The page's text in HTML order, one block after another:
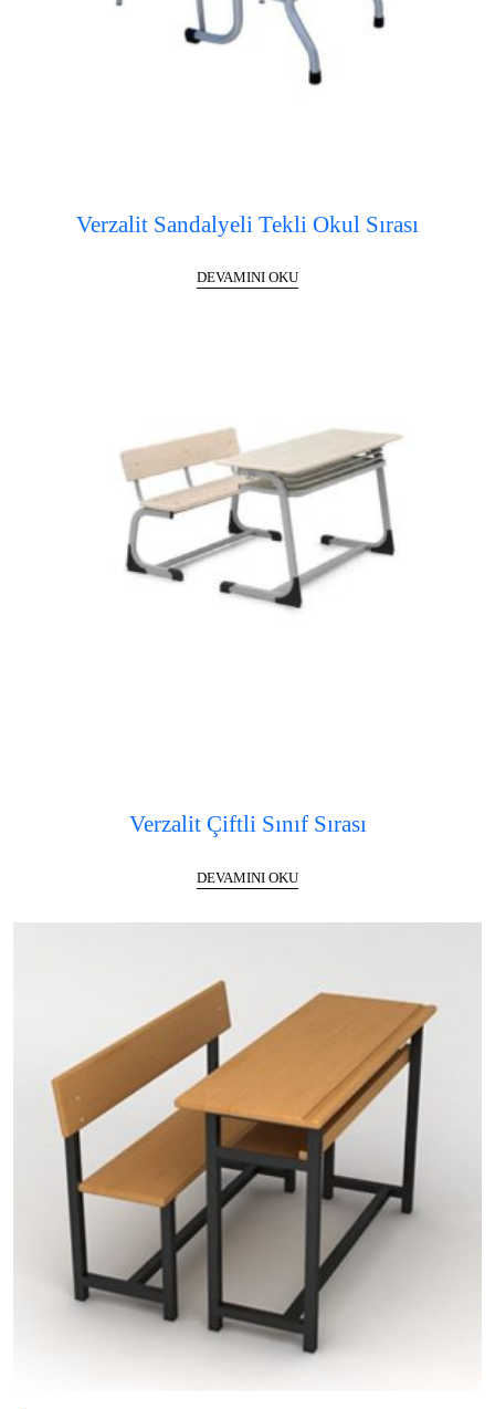
Verzalit Sandalyeli Tekli Okul Sırası
DEVAMINI OKU
Verzalit Çiftli Sınıf Sırası
DEVAMINI OKU